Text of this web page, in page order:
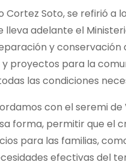
Soto, se refirió a
adelante el
y
proyectos para la
las condiciones
con el seremi de
forma, permitir que el
para las familias,
efectivas del